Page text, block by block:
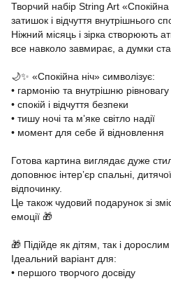
Творчий набір String Art
затишок і відчуття внутрішнього
Ніжний місяць і зірка створюють
все навколо завмирає, а думки
🌙✨ «Спокійна ніч» символізує:
• гармонію та внутрішню рівновагу
• спокій і відчуття безпеки
• тишу ночі та мʼяке світло надії
• момент для себе й відновлення
Готова картина виглядає дуже
доповнює інтерʼєр спальні,
відпочинку.
Це також чудовий подарунок зі
емоції 🎁
🎁 Підійде як дітям, так і дорослим
Ідеальний варіант для:
• першого творчого досвіду